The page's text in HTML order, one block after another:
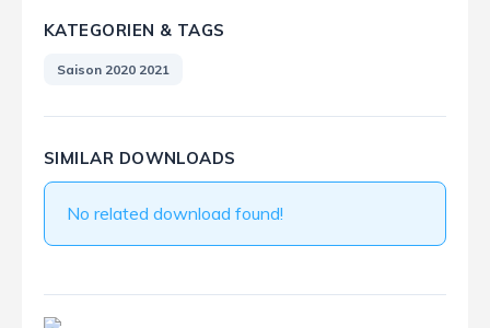
KATEGORIEN & TAGS
Saison 2020 2021
SIMILAR DOWNLOADS
No related download found!